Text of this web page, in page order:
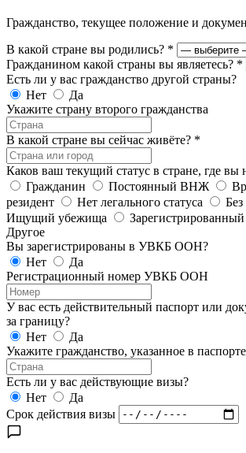
Гражданство, текущее положение и
В какой стране вы родились? *
Гражданином какой страны вы являетесь? *
Есть ли у вас гражданство другой страны?
Нет
Да
Укажите страну второго гражданства
В какой стране вы сейчас живёте? *
Каков ваш текущий статус в стране, где вы
Гражданин
Постоянный ВНЖ
резидент
Нет легального статуса
Без
Ищущий убежища
Другое
Вы зарегистрированы в УВКБ ООН?
Нет
Да
Регистрационный номер УВКБ ООН
У вас есть действительный паспорт или
за границу?
Нет
Да
Укажите гражданство, указанное в паспорте
Есть ли у вас действующие визы?
Нет
Да
Срок действия визы